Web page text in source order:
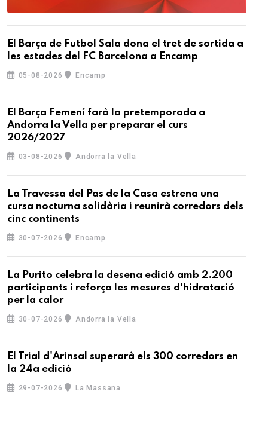
El Barça de Futbol Sala dona el tret de sortida a
les estades del FC Barcelona a Encamp
05-08-2026 Encamp
El Barça Femení farà la pretemporada a
Andorra la Vella per preparar el curs
2026/2027
03-08-2026 Andorra la Vella
La Travessa del Pas de la Casa estrena una
cursa nocturna solidària i reunirà corredors dels
cinc continents
30-07-2026 Encamp
La Purito celebra la desena edició amb 2.200
participants i reforça les mesures d'hidratació
per la calor
30-07-2026 Andorra la Vella
El Trial d'Arinsal superarà els 300 corredors en
la 24a edició
29-07-2026 La Massana